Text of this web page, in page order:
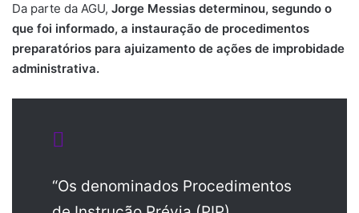
Da parte da AGU, Jorge Messias determinou, segundo o
que foi informado, a instauração de procedimentos
preparatórios para ajuizamento de ações de improbidade
administrativa.
“Os denominados Procedimentos